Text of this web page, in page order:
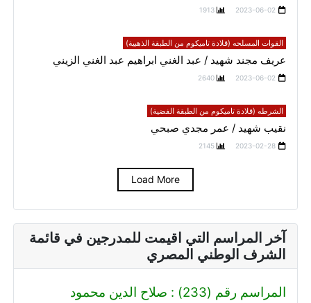
2023-06-02
1913
القوات المسلحه (قلادة تاميكوم من الطبقة الذهبية)
عريف مجند شهيد / عبد الغني ابراهيم عبد الغني الزيني
2023-06-02
2640
الشرطه (قلادة تاميكوم من الطبقة الفضية)
نقيب شهيد / عمر مجدي صبحي
2023-02-28
2145
Load More
آخر المراسم التي اقيمت للمدرجين في قائمة
الشرف الوطني المصري
المراسم رقم (233) : صلاح الدين محمود